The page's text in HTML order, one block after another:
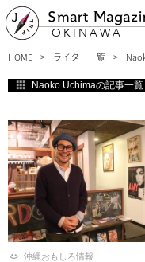
Smart
OKINAWA
HOME ライター一覧
Naoko Uchimaの記事一覧
沖縄おもしろ情報